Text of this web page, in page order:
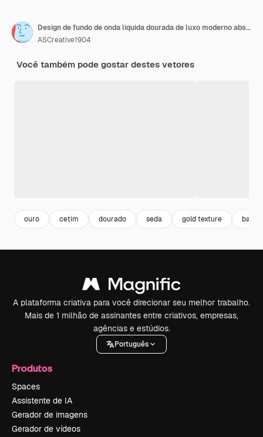
Design de fundo de onda líquida dourada de luxo moderno abstrato
ASCreative1904
Você também pode gostar destes vetores
ouro cetim dourado seda gold texture
A plataforma criativa para você direcionar seu melhor trabalho.
Mais de 1 milhão de assinantes entre criativos, empresas,
agências e estúdios.
Português
Produtos
Spaces
Assistente de IA
Gerador de imagens
Gerador de vídeos